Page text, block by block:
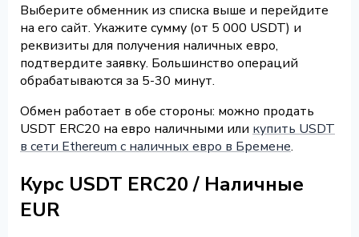
Выберите обменник из списка выше и перейдите
на его сайт. Укажите сумму (от 5 000 USDT) и
реквизиты для получения наличных евро,
подтвердите заявку. Большинство операций
обрабатываются за 5-30 минут.
Обмен работает в обе стороны: можно продать
USDT ERC20 на евро наличными или купить USDT
в сети Ethereum с наличных евро в Бремене.
Курс USDT ERC20 / Наличные
EUR